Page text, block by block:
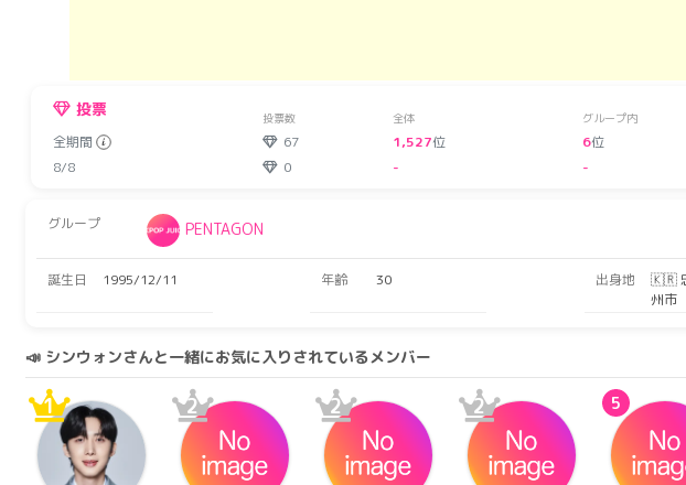
投票 投票数 全体 グループ内
全期間 67 1,527位 6位
8/8
0 - -
グループ PENTAGON
誕生日 1995/12/11 年齢 30 出身地
🇰🇷
州市
📣 シンウォンさんと一緒にお気に入りされているメンバー
1 2 2 2 5